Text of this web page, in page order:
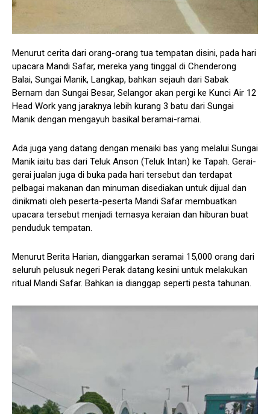
Menurut cerita dari orang-orang tua tempatan disini, pada hari
upacara Mandi Safar, mereka yang tinggal di Chenderong
Balai, Sungai Manik, Langkap, bahkan sejauh dari Sabak
Bernam dan Sungai Besar, Selangor akan pergi ke Kunci Air 12
Head Work yang jaraknya lebih kurang 3 batu dari Sungai
Manik dengan mengayuh basikal beramai-ramai.
Ada juga yang datang dengan menaiki bas yang melalui Sungai
Manik iaitu bas dari Teluk Anson (Teluk Intan) ke Tapah. Gerai-
gerai jualan juga di buka pada hari tersebut dan terdapat
pelbagai makanan dan minuman disediakan untuk dijual dan
dinikmati oleh peserta-peserta Mandi Safar membuatkan
upacara tersebut menjadi temasya keraian dan hiburan buat
penduduk tempatan.
Menurut Berita Harian, dianggarkan seramai 15,000 orang dari
seluruh pelusuk negeri Perak datang kesini untuk melakukan
ritual Mandi Safar. Bahkan ia dianggap seperti pesta tahunan.